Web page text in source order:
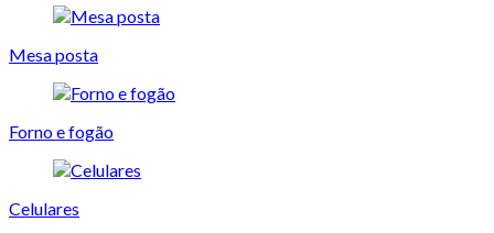
Mesa posta
Forno e fogão
Celulares